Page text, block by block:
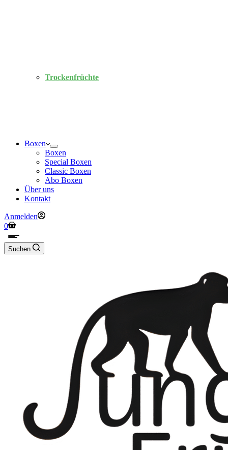
Trockenfrüchte
Boxen
Boxen
Special Boxen
Classic Boxen
Abo Boxen
Über uns
Kontakt
Anmelden
Warenkorb
0
Suchen